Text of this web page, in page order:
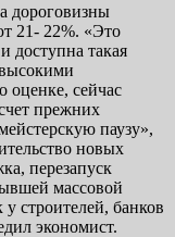
дороговизны
21- 22%. «Это
доступна такая
высокими
оценке, сейчас
прежних
паузу»,
новых
перезапуск
массовой
строителей, банков
экономист.